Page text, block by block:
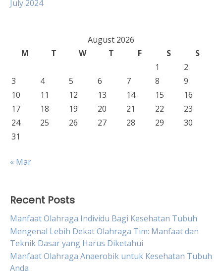
July 2024
August 2026
M
T W T F S
S
1
2
3
4 5 6 7 8
9
10
11 12 13 14 15
16
17
18 19 20 21 22
23
24
25 26 27 28 29
30
31
« Mar
Recent Posts
Manfaat Olahraga Individu Bagi Kesehatan Tubuh
Mengenal Lebih Dekat Olahraga Tim: Manfaat dan
Teknik Dasar yang Harus Diketahui
Manfaat Olahraga Anaerobik untuk Kesehatan Tubuh
Anda